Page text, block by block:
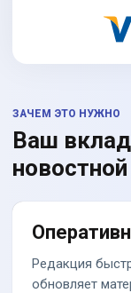
ЗАЧЕМ ЭТО НУЖНО
Ваш
Редакция
обновляет